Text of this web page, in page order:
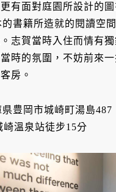
有面對庭園所設計的圖
書籍所造就的閱讀空
志賀當時入住而情有
時的氛圍，不妨前來
房。
豊岡市城崎町湯島487
崎溫泉站徒步15分